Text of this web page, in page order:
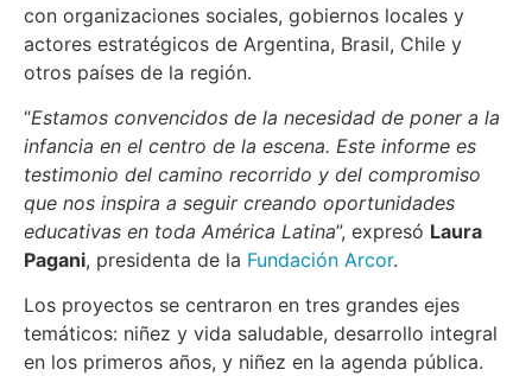
con organizaciones sociales, gobiernos locales y
actores estratégicos de Argentina, Brasil, Chile y
otros países de la región.
“Estamos convencidos de la necesidad de poner a la
infancia en el centro de la escena. Este informe es
testimonio del camino recorrido y del compromiso
que nos inspira a seguir creando oportunidades
educativas en toda América Latina”, expresó Laura
Pagani, presidenta de la Fundación Arcor.
Los proyectos se centraron en tres grandes ejes
temáticos: niñez y vida saludable, desarrollo integral
en los primeros años, y niñez en la agenda pública.